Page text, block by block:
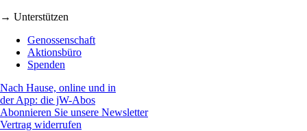
→ Unterstützen
Genossenschaft
Aktionsbüro
Spenden
Nach Hause, online und in
der App: die jW-Abos
Abonnieren Sie unsere Newsletter
Vertrag widerrufen